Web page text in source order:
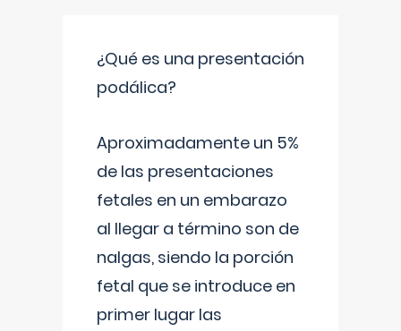
¿Qué es una presentación
podálica?
Aproximadamente un 5%
de las presentaciones
fetales en un embarazo
al llegar a término son de
nalgas, siendo la porción
fetal que se introduce en
primer lugar las